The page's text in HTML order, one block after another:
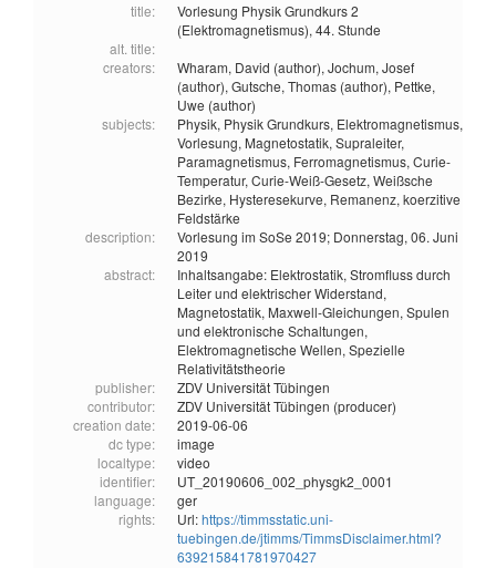
title:
Vorlesung Physik Grundkurs 2
(Elektromagnetismus), 44. Stunde
alt. title:
creators:
Wharam, David (author), Jochum, Josef
(author), Gutsche, Thomas (author), Pettke,
Uwe (author)
subjects:
Physik, Physik Grundkurs, Elektromagnetismus,
Vorlesung, Magnetostatik, Supraleiter,
Paramagnetismus, Ferromagnetismus, Curie-
Temperatur, Curie-Weiß-Gesetz, Weißsche
Bezirke, Hysteresekurve, Remanenz, koerzitive
Feldstärke
description:
Vorlesung im SoSe 2019; Donnerstag, 06. Juni
2019
abstract:
Inhaltsangabe: Elektrostatik, Stromfluss durch
Leiter und elektrischer Widerstand,
Magnetostatik, Maxwell-Gleichungen, Spulen
und elektronische Schaltungen,
Elektromagnetische Wellen, Spezielle
Relativitätstheorie
publisher:
ZDV Universität Tübingen
contributor:
ZDV Universität Tübingen (producer)
creation date:
2019-06-06
dc type:
image
localtype:
video
identifier:
UT_20190606_002_physgk2_0001
language:
ger
rights:
Url:https://timmsstatic.uni-
tuebingen.de/jtimms/TimmsDisclaimer.html?
639215841781970427